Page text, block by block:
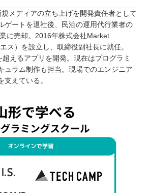
メディアの立ち上げを開発責任者として
ゲートを退社後、民泊の運用代行業者の
に売却。2016年株式会社Market
ス）を設立し、取締役副社長に就任。
えるアプリを開発。現在はプログラミ
ュラム制作も担当。現場でのエンジニア
支えている。